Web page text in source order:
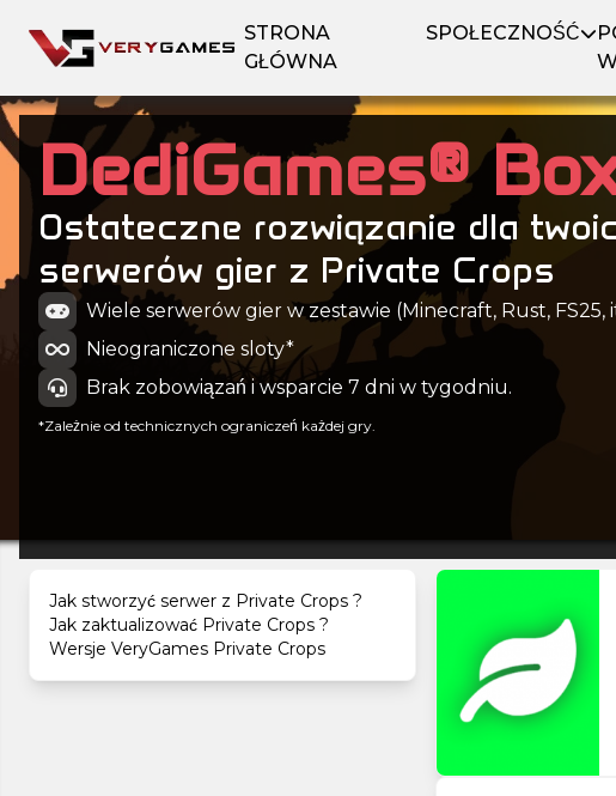
STRONA
GŁÓWNA
SPOŁECZNOŚĆ
DediGames®
Ostateczne rozwiązanie dla
serwerów gier z Private Crops
Wiele serwerów gier w zestawie (Minecraft, Rust, FS25,
Nieograniczone sloty*
Brak zobowiązań i wsparcie 7 dni w tygodniu.
*Zależnie od technicznych ograniczeń każdej gry.
Jak stworzyć serwer z Private Crops ?
Jak zaktualizować Private Crops ?
Wersje VeryGames Private Crops